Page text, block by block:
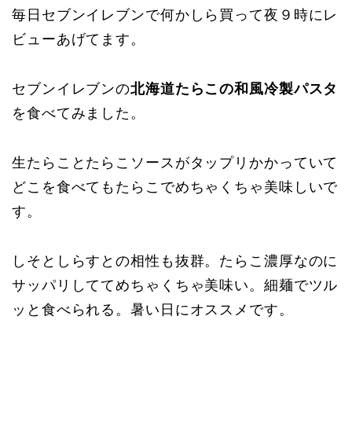
毎日セブンイレブンで何かしら買って夜９時にレ
ビューあげてます。
セブンイレブンの北海道たらこの和風冷製パスタ
を食べてみました。
生たらことたらこソースがタップリかかっていて
どこを食べてもたらこでめちゃくちゃ美味しいで
す。
しそとしらすとの相性も抜群。たらこ濃厚なのに
サッパリしててめちゃくちゃ美味い。細麺でツル
ッと食べられる。暑い日にオススメです。